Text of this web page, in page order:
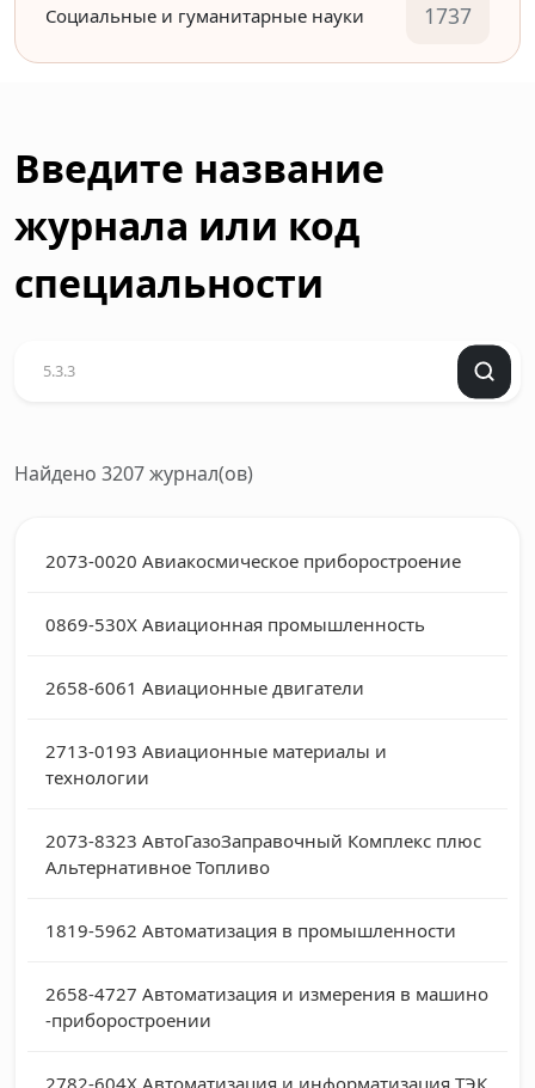
Социальные и гуманитарные науки 1737
Введите название
журнала или код
специальности
Найдено 3207 журнал(ов)
2073-0020 Авиакосмическое приборостроение
0869-530X Авиационная промышленность
2658-6061 Авиационные двигатели
2713-0193 Авиационные материалы и
технологии
2073-8323 АвтоГазоЗаправочный Комплекс плюс
Альтернативное Топливо
1819-5962 Автоматизация в промышленности
2658-4727 Автоматизация и измерения в машино
-приборостроении
2782-604X Автоматизация и информатизация ТЭК